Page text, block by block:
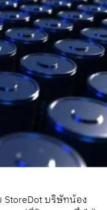
StoreDot บริษัทน้อง